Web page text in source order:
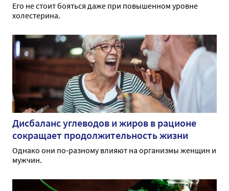
Его не стоит бояться даже при повышенном уровне
холестерина.
Дисбаланс углеводов и жиров в рационе
сокращает продолжительность жизни
Однако они по-разному влияют на организмы женщин и
мужчин.